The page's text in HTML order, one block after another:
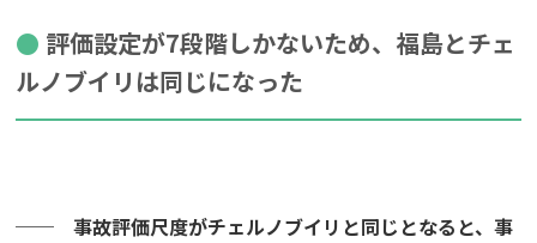
評価設定が7段階しかないため、福島とチェ
ルノブイリは同じになった
── 事故評価尺度がチェルノブイリと同じとなると、事